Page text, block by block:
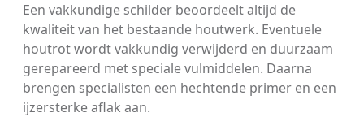
Een vakkundige schilder beoordeelt altijd de
kwaliteit van het bestaande houtwerk. Eventuele
houtrot wordt vakkundig verwijderd en duurzaam
gerepareerd met speciale vulmiddelen. Daarna
brengen specialisten een hechtende primer en een
ijzersterke aflak aan.